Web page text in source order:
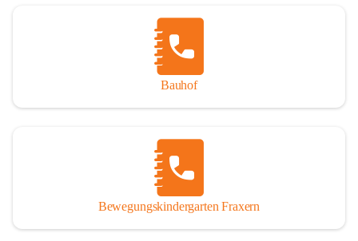
Bauhof
Bewegungskindergarten Fraxern